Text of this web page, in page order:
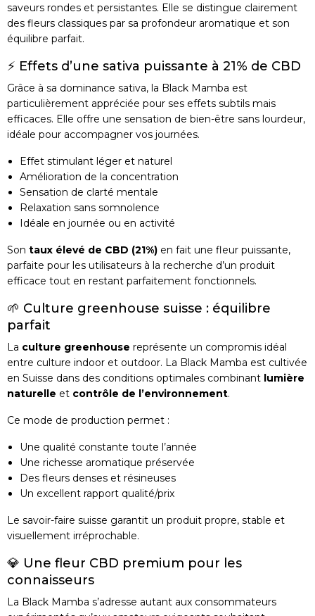
saveurs rondes et persistantes. Elle se distingue clairement
des fleurs classiques par sa profondeur aromatique et son
équilibre parfait.
⚡ Effets d’une sativa puissante à 21% de CBD
Grâce à sa dominance sativa, la Black Mamba est
particulièrement appréciée pour ses effets subtils mais
efficaces. Elle offre une sensation de bien-être sans lourdeur,
idéale pour accompagner vos journées.
Effet stimulant léger et naturel
Amélioration de la concentration
Sensation de clarté mentale
Relaxation sans somnolence
Idéale en journée ou en activité
Son taux élevé de CBD (21%) en fait une fleur puissante,
parfaite pour les utilisateurs à la recherche d’un produit
efficace tout en restant parfaitement fonctionnels.
🌱 Culture greenhouse suisse : équilibre
parfait
La culture greenhouse représente un compromis idéal
entre culture indoor et outdoor. La Black Mamba est cultivée
en Suisse dans des conditions optimales combinant lumière
naturelle et contrôle de l’environnement.
Ce mode de production permet :
Une qualité constante toute l’année
Une richesse aromatique préservée
Des fleurs denses et résineuses
Un excellent rapport qualité/prix
Le savoir-faire suisse garantit un produit propre, stable et
visuellement irréprochable.
💎 Une fleur CBD premium pour les
connaisseurs
La Black Mamba s’adresse autant aux consommateurs